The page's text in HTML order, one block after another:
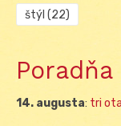
štýl (22)
Poradňa
14. augusta: tri